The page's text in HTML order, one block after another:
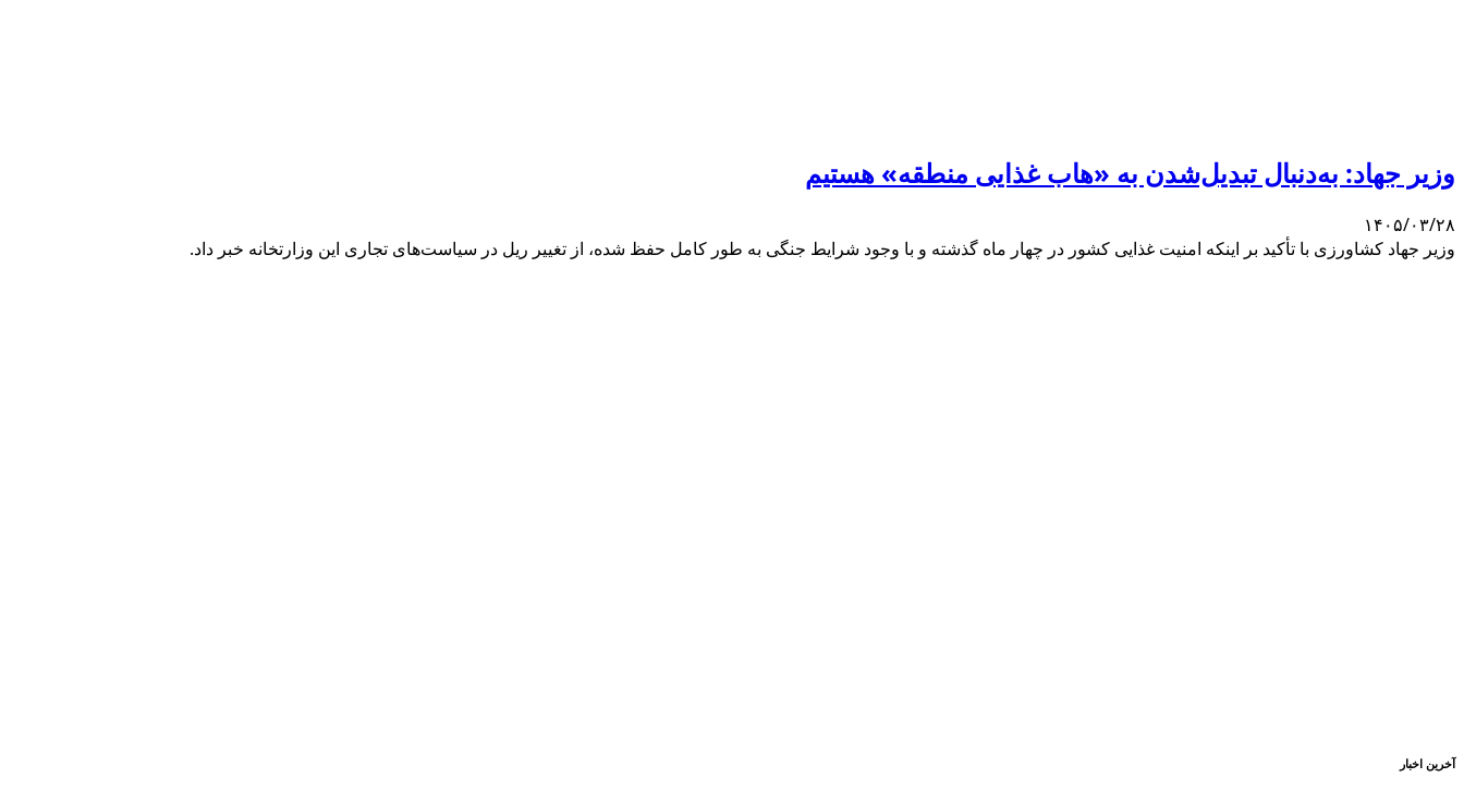
وزیر جهاد: به‌دنبال تبدیل‌شدن به «هاب غذایی منطقه» هستیم
۱۴۰۵/۰۳/۲۸
وزیر جهاد کشاورزی با تأکید بر اینکه امنیت غذایی کشور در چهار ماه گذشته و با وجود شرایط جنگی به طور کامل حفظ شده، از تغییر ریل در سیاست‌های تجاری این وزارتخانه خبر داد.
آخرین اخبار